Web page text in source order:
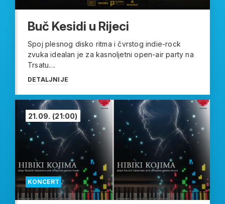
Buč Kesidi u Rijeci
Spoj plesnog disko ritma i čvrstog indie-rock
zvuka idealan je za kasnoljetni open-air party na
Trsatu....
DETALJNIJE
KONCERT
21.09. (21:00)